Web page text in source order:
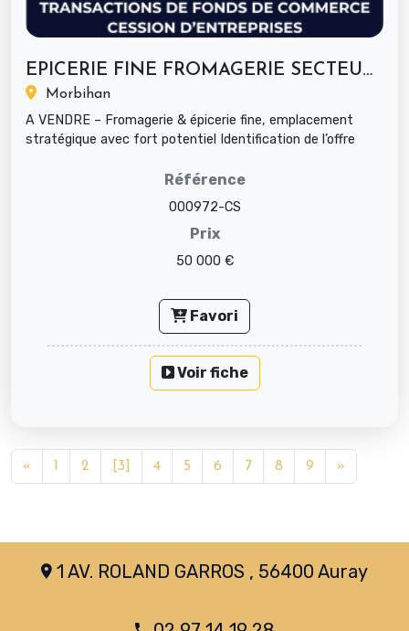
EPICERIE FINE FROMAGERIE SECTEUR...
Morbihan
A VENDRE – Fromagerie & épicerie fine, emplacement
stratégique avec fort potentiel Identification de l’offre
Référence
000972-CS
Prix
50 000 €
Favori
Voir fiche
« 2 [3] 4 5 6 7 8 9 »
1 AV. ROLAND GARROS , 56400 Auray